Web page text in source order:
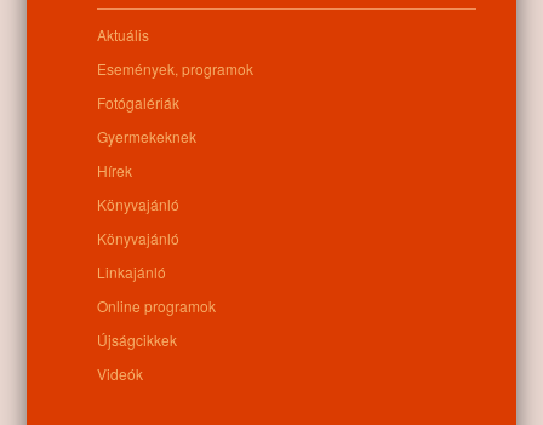
0
Nem található kapcsolódó anyag
Kategóriák:
Aktuális
Események, programok
Fotógalériák
Gyermekeknek
Hírek
Könyvajánló
Könyvajánló
Linkajánló
Online programok
Újságcikkek
Videók